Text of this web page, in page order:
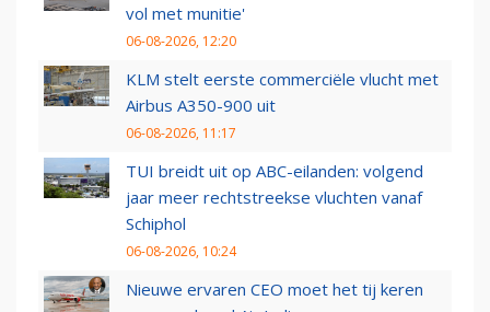
vol met munitie'
06-08-2026, 12:20
KLM stelt eerste commerciële vlucht met
Airbus A350-900 uit
06-08-2026, 11:17
TUI breidt uit op ABC-eilanden: volgend
jaar meer rechtstreekse vluchten vanaf
Schiphol
06-08-2026, 10:24
Nieuwe ervaren CEO moet het tij keren